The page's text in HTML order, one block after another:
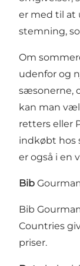
er med til at
stemning,
Om
udenfor og
sæsonerne,
kan man
retters eller
indkøbt hos
er også i en
Bib
Bib
Countries
priser.